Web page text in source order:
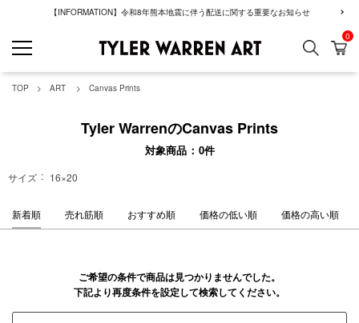
【INFORMATION】令和8年熊本地震に伴う配送に関する重要なお知らせ
GREENROOM
検索 カ
0
TOP ART Canvas Prints
Tyler WarrenのCanvas Prints
対象商品 0件
サイズ 16×20
新着順 売れ筋順 おすすめ順 価格の低い順 価格の高い順
ご希望の条件で商品は見つかりませんでした。
下記より再度条件を設定して検索してください。